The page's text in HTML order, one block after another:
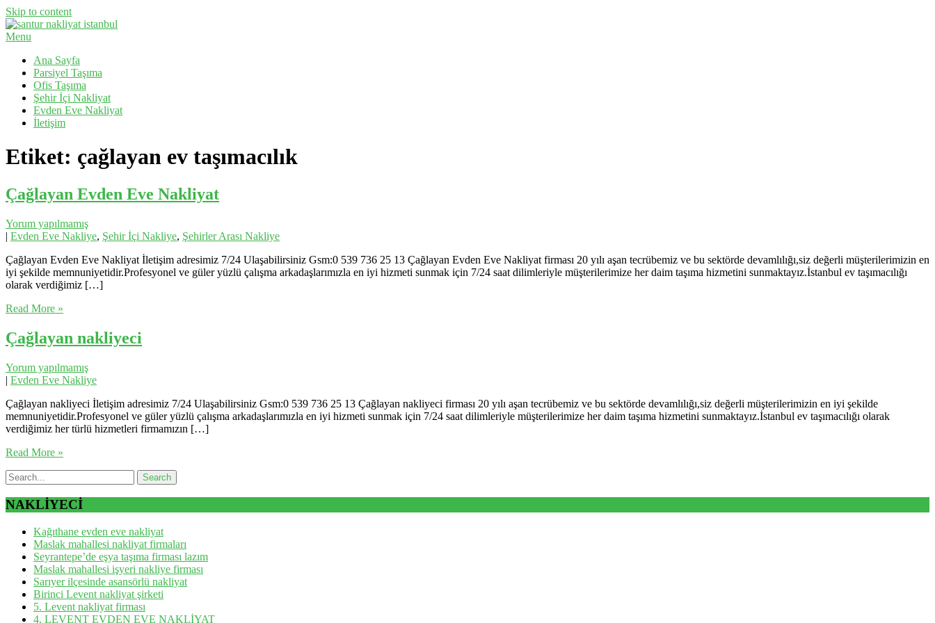
Skip to content
Santur Nakliyat
Menu
Ana Sayfa
Parsiyel Taşıma
Ofis Taşıma
Şehir İçi Nakliyat
Evden Eve Nakliyat
İletişim
Etiket: çağlayan ev taşımacılık
Çağlayan Evden Eve Nakliyat
Yorum yapılmamış
| Evden Eve Nakliye, Şehir İçi Nakliye, Şehirler Arası Nakliye
Çağlayan Evden Eve Nakliyat İletişim adresimiz 7/24 Ulaşabilirsiniz Gsm:0 539 736 25 13 Çağlayan Evden Eve Nakliyat firması 20 yılı aşan tecrübemiz ve bu sektörde devamlılığı,siz değerli müşterilerimizin en
iyi şekilde memnuniyetidir.Profesyonel ve güler yüzlü çalışma arkadaşlarımızla en iyi hizmeti sunmak için 7/24 saat dilimleriyle müşterilerimize her daim taşıma hizmetini sunmaktayız.İstanbul ev taşımacılığı
olarak verdiğimiz […]
Read More »
Çağlayan nakliyeci
Yorum yapılmamış
| Evden Eve Nakliye
Çağlayan nakliyeci İletişim adresimiz 7/24 Ulaşabilirsiniz Gsm:0 539 736 25 13 Çağlayan nakliyeci firması 20 yılı aşan tecrübemiz ve bu sektörde devamlılığı,siz değerli müşterilerimizin en iyi şekilde
memnuniyetidir.Profesyonel ve güler yüzlü çalışma arkadaşlarımızla en iyi hizmeti sunmak için 7/24 saat dilimleriyle müşterilerimize her daim taşıma hizmetini sunmaktayız.İstanbul ev taşımacılığı olarak
verdiğimiz her türlü hizmetleri firmamızın […]
Read More »
NAKLİYECİ
Kağıthane evden eve nakliyat
Maslak mahallesi nakliyat firmaları
Seyrantepe’de eşya taşıma firması lazım
Maslak mahallesi işyeri nakliye firması
Sarıyer ilçesinde asansörlü nakliyat
Birinci Levent nakliyat şirketi
5. Levent nakliyat firması
4. LEVENT EVDEN EVE NAKLİYAT